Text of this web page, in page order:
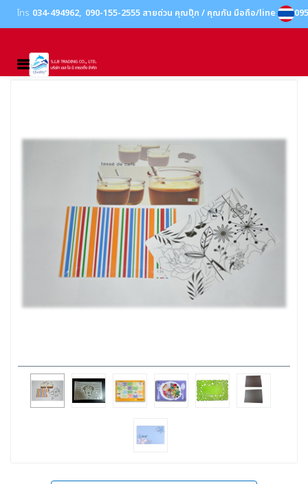
โทร 034-494962 090-155-2555 สายด่วน คุณปุ๊ก / คุณกัน มือถือ/line ID :
MENU